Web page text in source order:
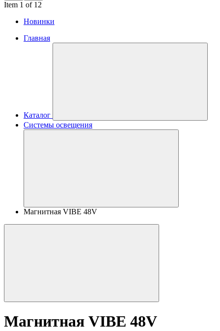
Item 1 of 12
Новинки
Главная
Каталог
Системы освещения
Магнитная VIBE 48V
Магнитная VIBE 48V